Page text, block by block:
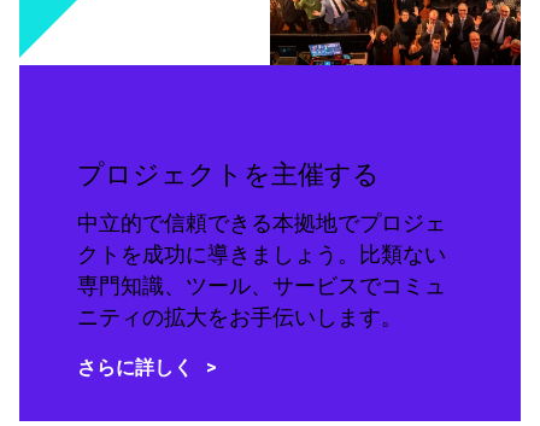
プロジェクトを主催する
中立的で信頼できる本拠地でプロジェ
クトを成功に導きましょう。比類ない
専門知識、ツール、サービスでコミュ
ニティの拡大をお手伝いします。
さらに詳しく